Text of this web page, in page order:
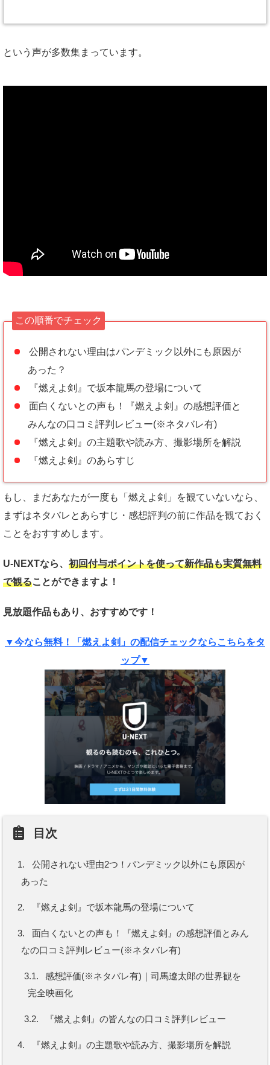
という声が多数集まっています。
この順番でチェック
公開されない理由はパンデミック以外にも原因が
あった？
『燃えよ剣』で坂本龍馬の登場について
面白くないとの声も！『燃えよ剣』の感想評価と
みんなの口コミ評判レビュー(※ネタバレ有)
『燃えよ剣』の主題歌や読み方、撮影場所を解説
『燃えよ剣』のあらすじ
もし、まだあなたが一度も「燃えよ剣」を観ていないなら、
まずはネタバレとあらすじ・感想評判の前に作品を観ておく
ことをおすすめします。
U-NEXTなら、 初回付与ポイントを使って新作品も実質無料
で観ることができますよ！
見放題作品もあり、おすすめです！
▼今なら無料！「燃えよ剣」の配信チェックならこちらをタ
ップ▼
目次
1.
公開されない理由2つ！パンデミック以外にも原因が
あった
2. 『燃えよ剣』で坂本龍馬の登場について
3.
面白くないとの声も！『燃えよ剣』の感想評価とみん
なの口コミ評判レビュー(※ネタバレ有)
3.1.
感想評価(※ネタバレ有)｜司馬遼太郎の世界観を
完全映画化
3.2. 『燃えよ剣』の皆んなの口コミ評判レビュー
4. 『燃えよ剣』の主題歌や読み方、撮影場所を解説